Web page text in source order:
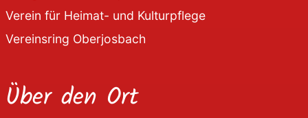
Verein für Heimat- und Kulturpflege
Vereinsring Oberjosbach
Über den Ort